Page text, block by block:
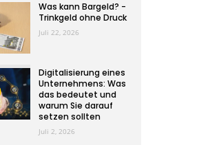
Was kann Bargeld? -
Trinkgeld ohne Druck
Juli 22, 2026
Digitalisierung eines
Unternehmens: Was
das bedeutet und
warum Sie darauf
setzen sollten
Juli 2, 2026